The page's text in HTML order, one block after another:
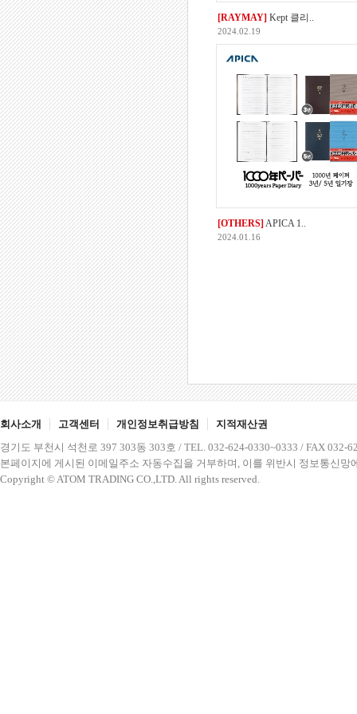
[RAYMAY] Kept 클리..
2024.02.19
[OTHERS] APICA 1..
2024.01.16
회사소개 고객센터 개인정보취급방침
지적재산권
경기도 부천시 석천로 397 303동 303호 / TEL. 032-624-0330~0333 / FAX 032-
본페이지에 게시된 이메일주소 자동수집을 거부하며, 이를 위반시 정보통신망
Copyright © ATOM TRADING CO.,LTD. All rights reserved.